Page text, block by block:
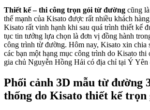
Thiết kế – thi công trọn gói từ đường cũng
thế mạnh của Kisato được rất nhiều khách
Kisato rất vinh hạnh khi sau quá trình thiết kế
tục tin tưởng lựa chọn là đơn vị đồng hành
công trình từ đường. Hôm nay, Kisato xin chia
các bạn một hạng mục công trình do Kisato thi
gia chủ Nguyễn Hồng Hải có địa chỉ tại Ý
Phối cảnh 3D mẫu từ đường
thống do Kisato thiết kế trọn